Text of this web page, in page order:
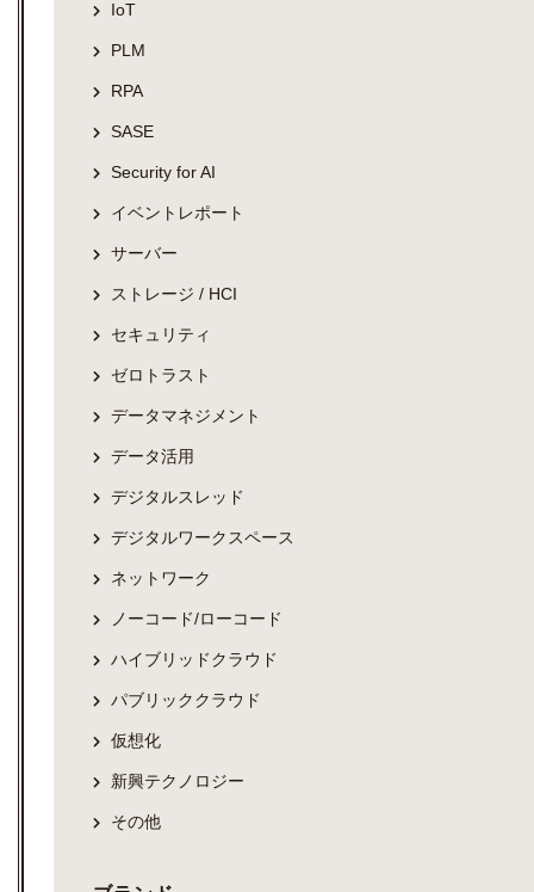
IoT
PLM
RPA
SASE
Security for AI
イベントレポート
サーバー
ストレージ / HCI
セキュリティ
ゼロトラスト
データマネジメント
データ活用
デジタルスレッド
デジタルワークスペース
ネットワーク
ノーコード/ローコード
ハイブリッドクラウド
パブリッククラウド
仮想化
新興テクノロジー
その他